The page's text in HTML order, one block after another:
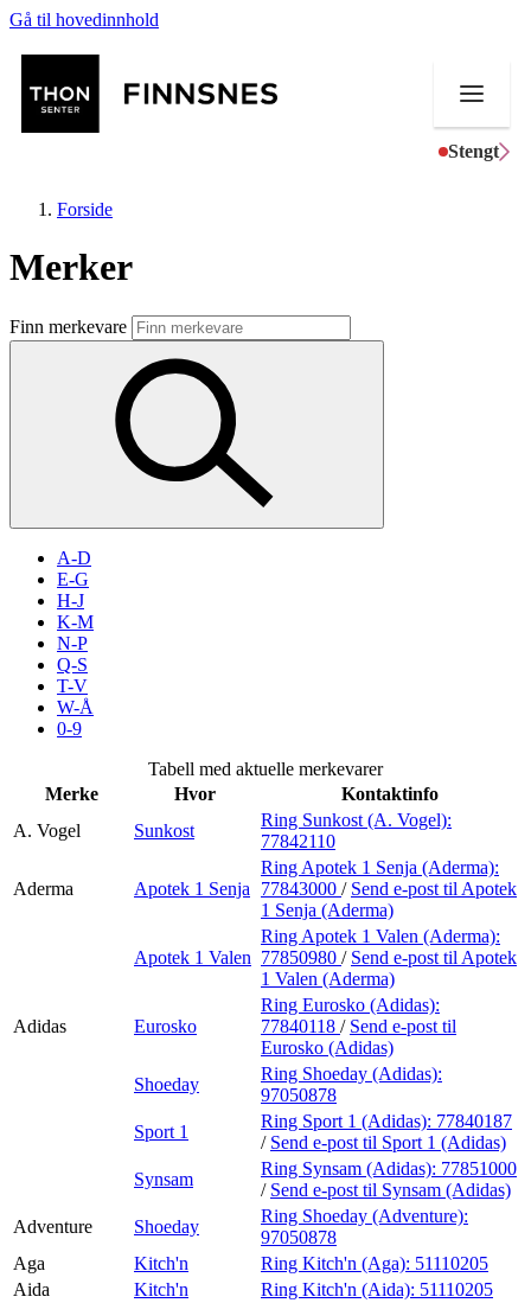
Gå til hovedinnhold
Stengt
Butikker
Mat og drikke
Aktiviteter
Inspirasjon
Søk
Praktisk informasjon
Ledige stillinger
Magasin
Forside
Merker
Finn merkevare
A-D
E-G
H-J
K-M
N-P
Q-S
T-V
W-Å
0-9
Tabell med aktuelle merkevarer
Merke
Hvor
Kontaktinfo
A. Vogel
Sunkost
Ring Sunkost (A. Vogel):
77842110
Aderma Apotek 1 Senja
Ring Apotek 1 Senja (Aderma):
77843000 / Send e-post til Apotek
1 Senja (Aderma)
Apotek 1 Valen
Ring Apotek 1 Valen (Aderma):
77850980 / Send e-post til Apotek
1 Valen (Aderma)
Adidas Eurosko
Ring Eurosko (Adidas):
77840118 / Send e-post til
Eurosko (Adidas)
Shoeday
Ring Shoeday (Adidas):
97050878
Sport 1
Ring Sport 1 (Adidas): 77840187
/ Send e-post til Sport 1 (Adidas)
Synsam
Ring Synsam (Adidas): 77851000
/ Send e-post til Synsam (Adidas)
Adventure
Shoeday
Ring Shoeday (Adventure):
97050878
Aga
Kitch'n Ring Kitch'n (Aga): 51110205
Aida
Kitch'n Ring Kitch'n (Aida): 51110205